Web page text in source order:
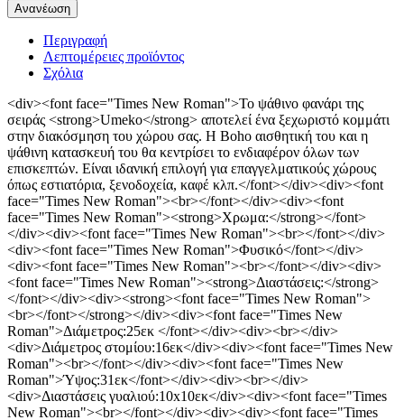
Περιγραφή
Λεπτομέρειες προϊόντος
Σχόλια
<div><font face="Times New Roman">Το ψάθινο φανάρι της
σειράς <strong>Umeko</strong> αποτελεί ένα ξεχωριστό κομμάτι
στην διακόσμηση του χώρου σας. Η Boho αισθητική του και η
ψάθινη κατασκευή του θα κεντρίσει το ενδιαφέρον όλων των
επισκεπτών. Είναι ιδανική επιλογή για επαγγελματικούς χώρους
όπως εστιατόρια, ξενοδοχεία, καφέ κλπ.</font></div><div><font
face="Times New Roman"><br></font></div><div><font
face="Times New Roman"><strong>Χρωμα:</strong></font>
</div><div><font face="Times New Roman"><br></font></div>
<div><font face="Times New Roman">Φυσικό</font></div>
<div><font face="Times New Roman"><br></font></div><div>
<font face="Times New Roman"><strong>Διαστάσεις:</strong>
</font></div><div><strong><font face="Times New Roman">
<br></font></strong></div><div><font face="Times New
Roman">Διάμετρος:25εκ </font></div><div><br></div>
<div>Διάμετρος στομίου:16εκ</div><div><font face="Times New
Roman"><br></font></div><div><font face="Times New
Roman">Ύψος:31εκ</font></div><div><br></div>
<div>Διαστάσεις γυαλιού:10x10εκ</div><div><font face="Times
New Roman"><br></font></div><div><div><font face="Times